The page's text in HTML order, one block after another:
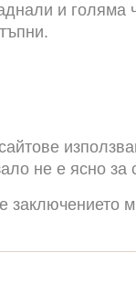
и голяма
не е ясно за
заключението